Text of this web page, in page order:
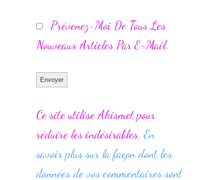
Prévenez-Moi De Tous Les
Nouveaux Articles Par E-Mail.
Ce site utilise Akismet pour
réduire les indésirables. En
savoir plus sur la façon dont les
données de vos commentaires sont